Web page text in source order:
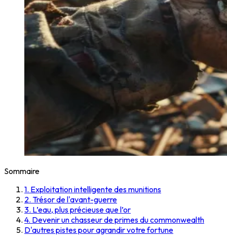
Sommaire
1. Exploitation intelligente des munitions
2. Trésor de l'avant-guerre
3. L’eau, plus précieuse que l’or
4. Devenir un chasseur de primes du commonwealth
D'autres pistes pour agrandir votre fortune